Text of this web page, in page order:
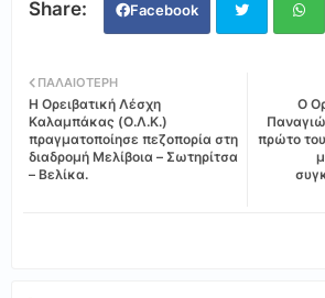
Facebook
ats
Ο
πρώτο
ΠΑΛΑΙΌΤΕΡΗ
Η Ορειβατική Λέσχη
Καλαμπάκας (Ο.Λ.Κ.)
πραγματοποίησε πεζοπορία στη
διαδρομή Μελίβοια – Σωτηρίτσα
– Βελίκα.